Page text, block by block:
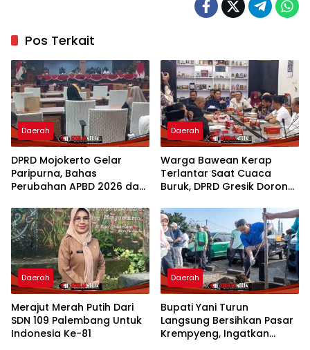
Pos Terkait
Daerah
DPRD Mojokerto Gelar
Paripurna, Bahas
Perubahan APBD 2026 dan
Daerah
Warga Bawean Kerap
Terlantar Saat Cuaca
Buruk, DPRD Gresik Dorong
Daerah
Merajut Merah Putih Dari
SDN 109 Palembang Untuk
Indonesia Ke-81
Daerah
Bupati Yani Turun
Langsung Bersihkan Pasar
Krempyeng, Ingatkan